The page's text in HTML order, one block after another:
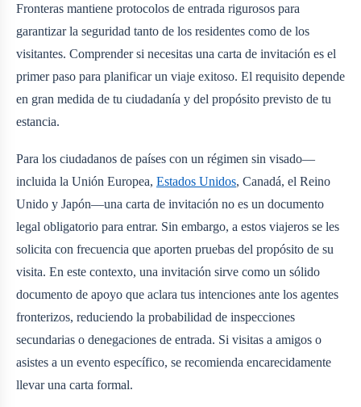
Fronteras mantiene protocolos de entrada rigurosos para
garantizar la seguridad tanto de los residentes como de los
visitantes. Comprender si necesitas una carta de invitación es el
primer paso para planificar un viaje exitoso. El requisito depende
en gran medida de tu ciudadanía y del propósito previsto de tu
estancia.
Para los ciudadanos de países con un régimen sin visado—
incluida la Unión Europea, Estados Unidos, Canadá, el Reino
Unido y Japón—una carta de invitación no es un documento
legal obligatorio para entrar. Sin embargo, a estos viajeros se les
solicita con frecuencia que aporten pruebas del propósito de su
visita. En este contexto, una invitación sirve como un sólido
documento de apoyo que aclara tus intenciones ante los agentes
fronterizos, reduciendo la probabilidad de inspecciones
secundarias o denegaciones de entrada. Si visitas a amigos o
asistes a un evento específico, se recomienda encarecidamente
llevar una carta formal.